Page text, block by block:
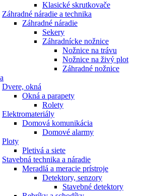
Klasické skrutkovače
Záhradné náradie a technika
Záhradné náradie
Sekery
Záhradnícke nožnice
Nožnice na trávu
Nožnice na živý plot
Záhradné nožnice
Dvere, okná
Okná a parapety
Rolety
Elektromateriály
Domová komunikácia
Domové alarmy
Ploty
Pletivá a siete
Stavebná technika a náradie
Meradlá a meracie prístroje
Detektory, senzory
Stavebné detektory